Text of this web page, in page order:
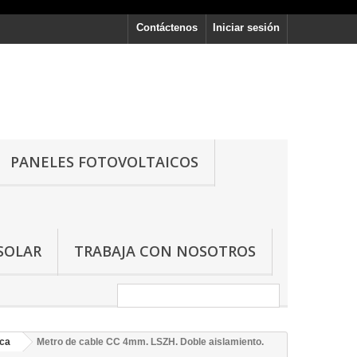
Iniciar sesión
Contáctenos
PANELES FOTOVOLTAICOS
TRABAJA CON NOSOTROS
Metro de cable CC 4mm. LSZH. Doble aislamiento.